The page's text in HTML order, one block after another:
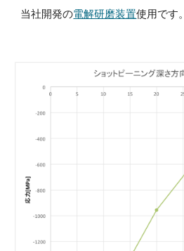
当社開発の電解研磨装置使用です。